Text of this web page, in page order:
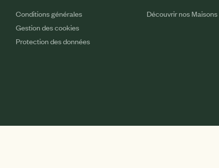
Conditions générales
Gestion des cookies
Protection des données
Découvrir nos Maisons